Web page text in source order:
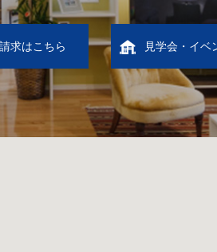
求はこちら 見学会・イベ